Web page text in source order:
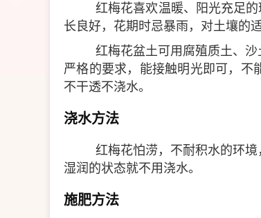
红梅花喜欢温暖、阳光充足
长良好，花期时忌暴雨，对土壤的
红梅花盆土可用腐殖质土、
严格的要求，能接触明光即可，不
不干透不浇水。
浇水方法
红梅花怕涝，不耐积水的环
湿润的状态就不用浇水。
施肥方法